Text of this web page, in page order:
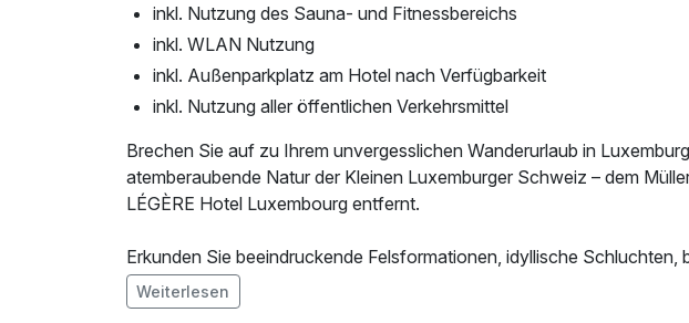
inkl. Nutzung des Sauna- und Fitnessbereichs
inkl. WLAN Nutzung
inkl. Außenparkplatz am Hotel nach Verfügbarkeit
inkl. Nutzung aller öffentlichen Verkehrsmittel
Brechen Sie auf zu Ihrem unvergesslichen Wanderurlaub in
atemberaubende Natur der Kleinen Luxemburger Schweiz – dem
LÉGÈRE Hotel Luxembourg entfernt.
Erkunden Sie beeindruckende Felsformationen, idyllische Schluchten,
sattgrüne Wälder. Genießen Sie fantastische Aussichten über die
Wiesenlandschaften und erleben Sie die perfekte Kombination aus
Im Angebot enthalten
Weiterlesen